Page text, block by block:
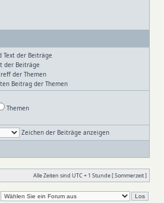
Text der Beiträge
der Beiträge
der Themen
Beitrag der Themen
Themen
Zeichen der Beiträge anzeigen
Alle Zeiten sind UTC + 1 Stunde [ Sommerzeit ]